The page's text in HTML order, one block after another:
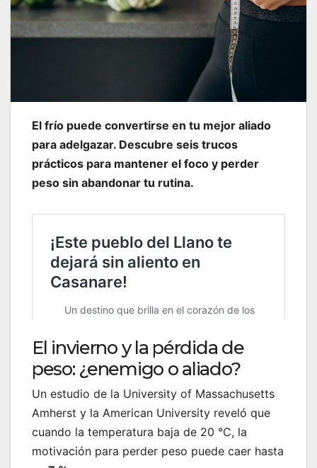
El frío puede convertirse en tu mejor aliado
para adelgazar. Descubre seis trucos
prácticos para mantener el foco y perder
peso sin abandonar tu rutina.
El invierno y la pérdida de
peso: ¿enemigo o aliado?
Un estudio de la University of Massachusetts
Amherst y la American University reveló que
cuando la temperatura baja de 20 °C, la
motivación para perder peso puede caer hasta